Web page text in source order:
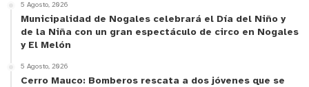
5 Agosto, 2026
Municipalidad de Nogales celebrará el Día del Niño y
de la Niña con un gran espectáculo de circo en Nogales
y El Melón
5 Agosto, 2026
Cerro Mauco: Bomberos rescata a dos jóvenes que se